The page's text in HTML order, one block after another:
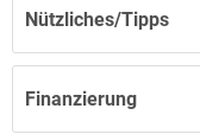
Finanzierung
Nützliches/Tipps